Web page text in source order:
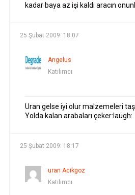
kadar baya az işi kaldı aracın
25 Şubat 2009: 18:07
Angelus
Katılımcı
Uran gelse iyi olur malzemeleri
Yolda kalan arabaları çeker:laugh:
25 Şubat 2009: 18:17
uran Acikgoz
Katılımcı